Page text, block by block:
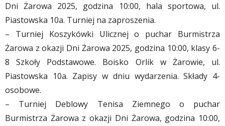
Dni Żarowa 2025, godzina 10:00, hala sportowa, ul.
Piastowska 10a. Turniej na zaproszenia.
– Turniej Koszykówki Ulicznej o puchar Burmistrza
Żarowa z okazji Dni Żarowa 2025, godzina 10:00, klasy 6-
8 Szkoły Podstawowe. Boisko Orlik w Żarowie, ul.
Piastowska 10a. Zapisy w dniu wydarzenia. Składy 4-
osobowe.
– Turniej Deblowy Tenisa Ziemnego o puchar
Burmistrza Żarowa z okazji Dni Żarowa, godzina 10:00,